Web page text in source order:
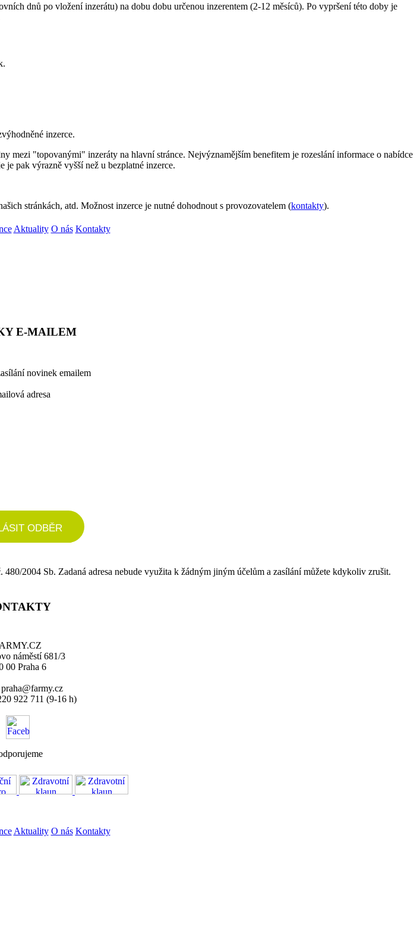
dnů po vložení inzerátu) na dobu dobu určenou inzerentem (2-12 měsíců). Po vypršení této doby je
inzerce.
mezi "topovanými" inzeráty na hlavní stránce. Nejvýznamějším benefitem je rozeslání informace o nabídce
je pak výrazně vyšší než u bezplatné inzerce.
stránkách, atd. Možnost inzerce je nutné dohodnout s provozovatelem (kontakty).
Aktuality O nás Kontakty
E-MAILEM
novinek emailem
adresa
ODBĚR
2004 Sb. Zadaná adresa nebude využita k žádným jiným účelům a zasílání můžete kdykoliv zrušit.
náměstí 681/3
00 Praha 6
922 711 (9-16 h)
Aktuality O nás Kontakty